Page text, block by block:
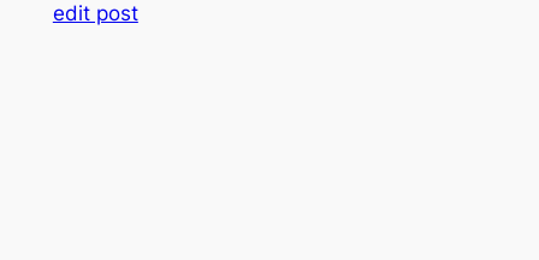
edit post